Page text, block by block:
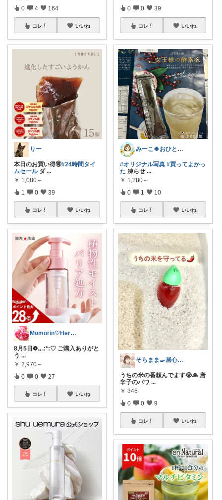
0 4 164
コレ いいね
りー
本日のお買い得🉐#24時間タイ
ムセールダ ...
￥ 1,080～
1 0 39
コレ いいね
Momorin♡Herb Blender
8月5日❁.｡.:*:♡ ご購入ありがと
う ...
￥ 2,970～
0 0 27
コレ いいね
0 0 39
コレ いいね
みーこ🍀おひとりさま快適生活
#オリジナル写真 #買ってよかっ
た 凍らせ ...
￥ 1,280～
0 1 10
コレ いいね
そらまま🍳居心地いいキッチン作り
うちの米の番頼んでます😭🙏 唐
辛子のパワ ...
￥ 346
0 0 9
コレ いいね